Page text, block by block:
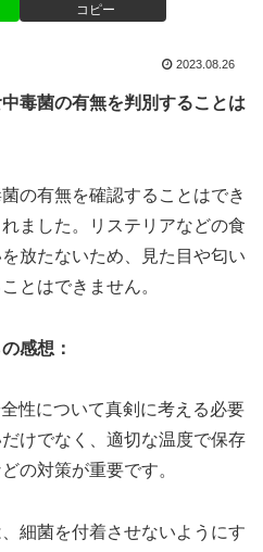
コピー
2023.08.26
毒菌の有無を判別することは
の有無を確認することはでき
ました。リステリアなどの食
放たないため、見た目や匂い
とはできません。
感想：
性について真剣に考える必要
けでなく、適切な温度で保存
の対策が重要です。
細菌を付着させないようにす